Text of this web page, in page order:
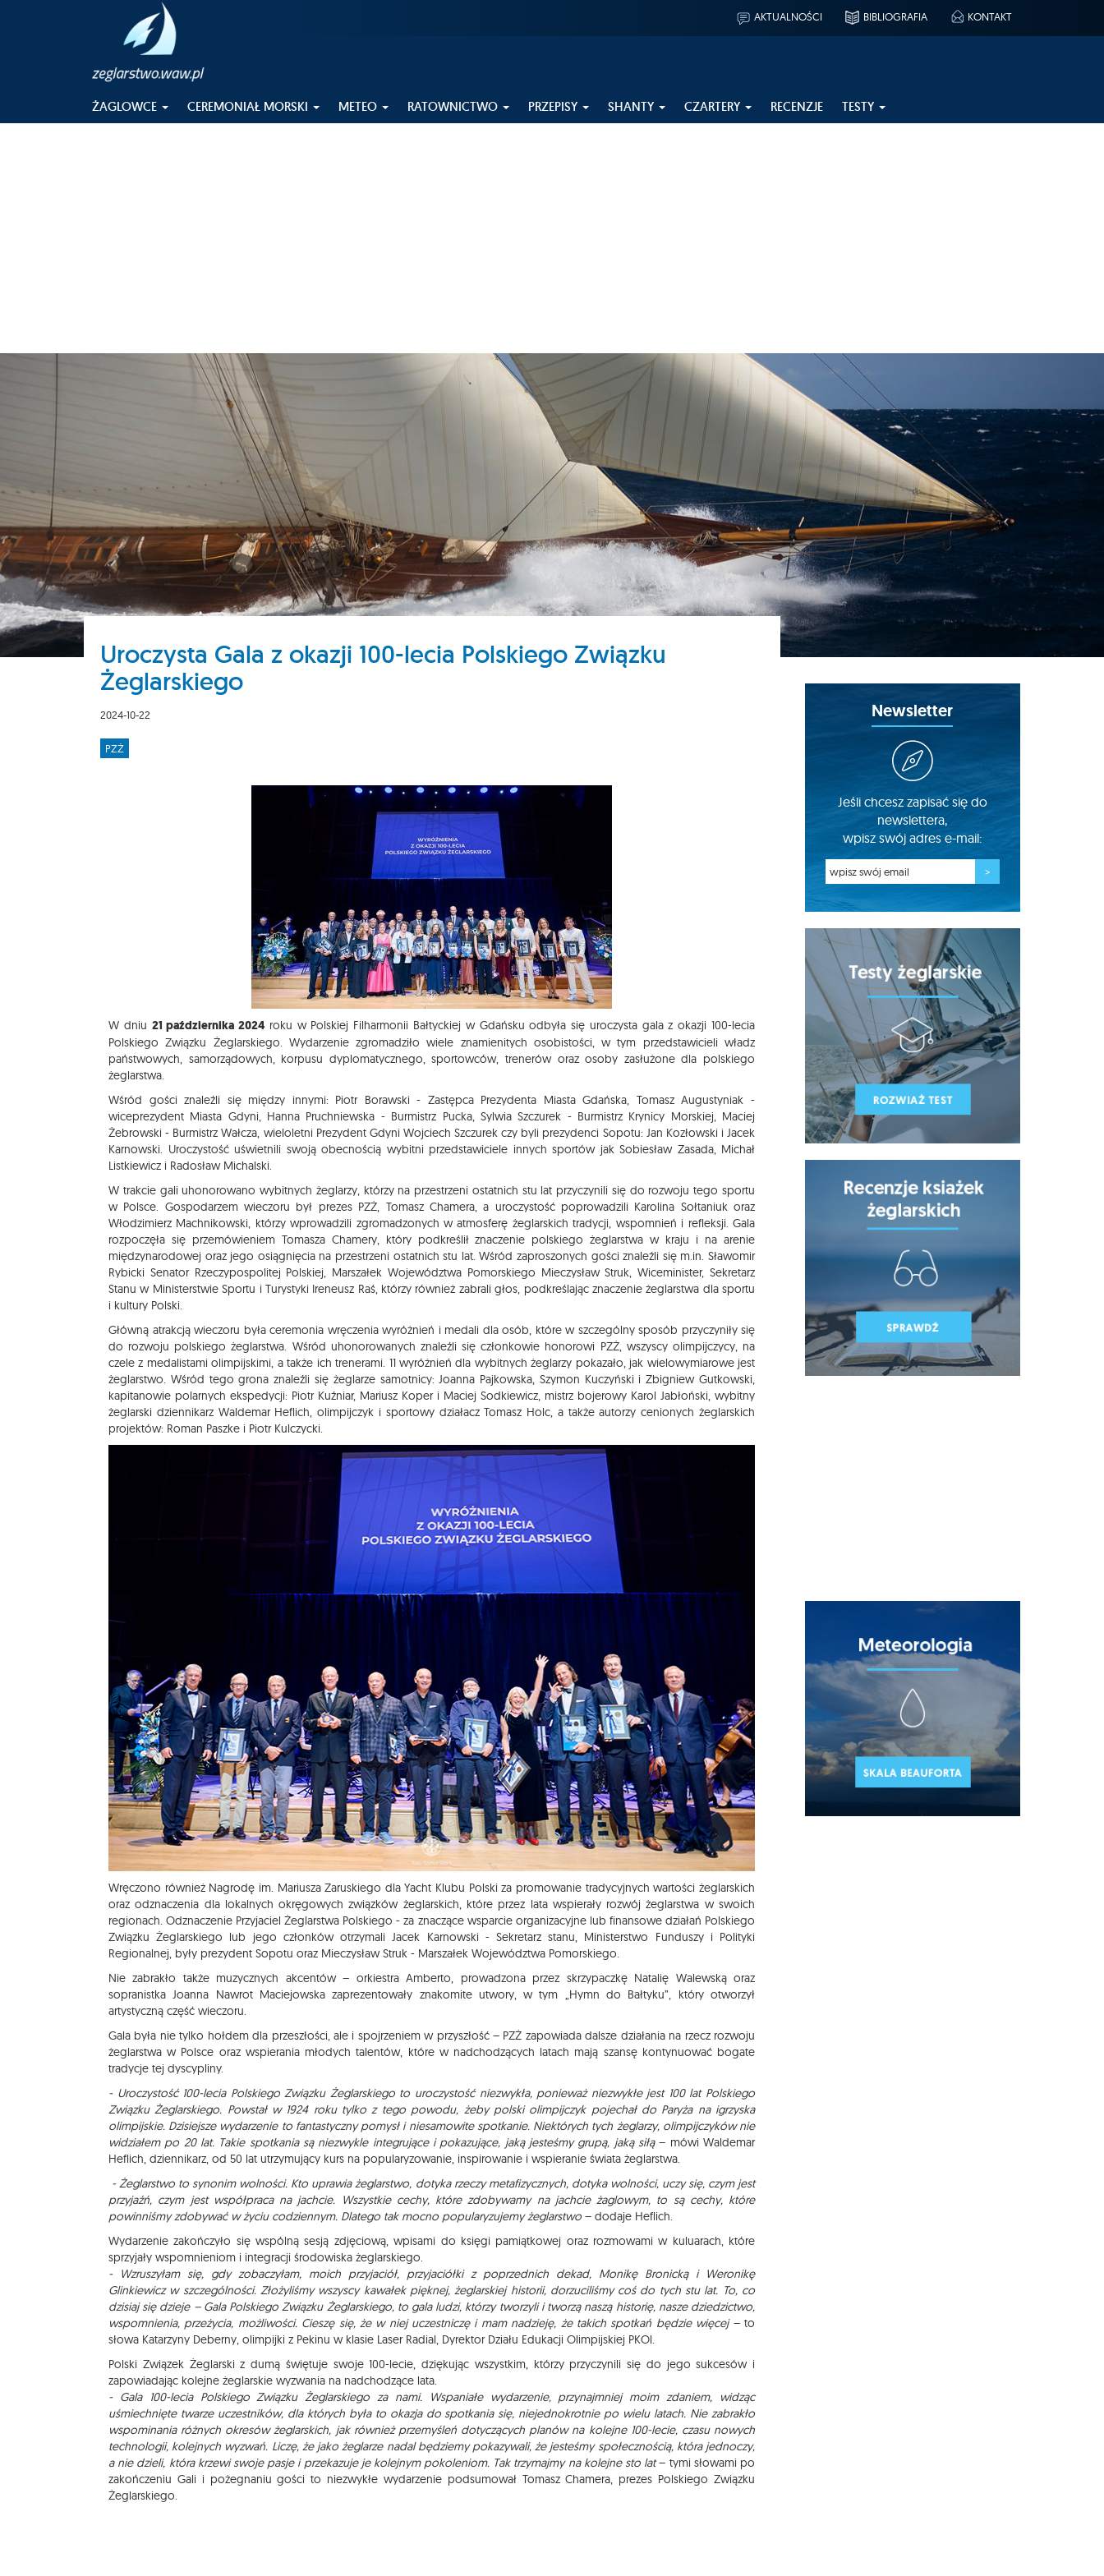
AKTUALNOŚCI BIBLIOGRAFIA KONTAKT
ŻAGLOWCE CEREMONIAŁ MORSKI METEO RATOWNICTWO PRZEPISY SHANTY CZARTERY RECENZJE TESTY
Uroczysta Gala z okazji 100-lecia Polskiego Związku
Żeglarskiego
2024-10-22
PZŻ
W dniu 21 października 2024 roku w Polskiej Filharmonii Bałtyckiej w Gdańsku odbyła się uroczysta gala z okazji 100-lecia
Polskiego Związku Żeglarskiego. Wydarzenie zgromadziło wiele znamienitych osobistości, w tym przedstawicieli władz
państwowych, samorządowych, korpusu dyplomatycznego, sportowców, trenerów oraz osoby zasłużone dla polskiego
żeglarstwa.
Wśród gości znaleźli się między innymi: Piotr Borawski - Zastępca Prezydenta Miasta Gdańska, Tomasz Augustyniak -
wiceprezydent Miasta Gdyni, Hanna Pruchniewska - Burmistrz Pucka, Sylwia Szczurek - Burmistrz Krynicy Morskiej, Maciej
Żebrowski - Burmistrz Wałcza, wieloletni Prezydent Gdyni Wojciech Szczurek czy byli prezydenci Sopotu: Jan Kozłowski i Jacek
Karnowski. Uroczystość uświetnili swoją obecnością wybitni przedstawiciele innych sportów jak Sobiesław Zasada, Michał
Listkiewicz i Radosław Michalski.
W trakcie gali uhonorowano wybitnych żeglarzy, którzy na przestrzeni ostatnich stu lat przyczynili się do rozwoju tego sportu
w Polsce. Gospodarzem wieczoru był prezes PZŻ, Tomasz Chamera, a uroczystość poprowadzili Karolina Sołtaniuk oraz
Włodzimierz Machnikowski, którzy wprowadzili zgromadzonych w atmosferę żeglarskich tradycji, wspomnień i refleksji. Gala
rozpoczęła się przemówieniem Tomasza Chamery, który podkreślił znaczenie polskiego żeglarstwa w kraju i na arenie
międzynarodowej oraz jego osiągnięcia na przestrzeni ostatnich stu lat. Wśród zaproszonych gości znaleźli się m.in. Sławomir
Rybicki Senator Rzeczypospolitej Polskiej, Marszałek Województwa Pomorskiego Mieczysław Struk, Wiceminister, Sekretarz
Stanu w Ministerstwie Sportu i Turystyki Ireneusz Raś, którzy również zabrali głos, podkreślając znaczenie żeglarstwa dla sportu
i kultury Polski.
Główną atrakcją wieczoru była ceremonia wręczenia wyróżnień i medali dla osób, które w szczególny sposób przyczyniły się
do rozwoju polskiego żeglarstwa. Wśród uhonorowanych znaleźli się członkowie honorowi PZŻ, wszyscy olimpijczycy, na
czele z medalistami olimpijskimi, a także ich trenerami. 11 wyróżnień dla wybitnych żeglarzy pokazało, jak wielowymiarowe jest
żeglarstwo. Wśród tego grona znaleźli się żeglarze samotnicy: Joanna Pajkowska, Szymon Kuczyński i Zbigniew Gutkowski,
kapitanowie polarnych ekspedycji: Piotr Kuźniar, Mariusz Koper i Maciej Sodkiewicz, mistrz bojerowy Karol Jabłoński, wybitny
żeglarski dziennikarz Waldemar Heflich, olimpijczyk i sportowy działacz Tomasz Holc, a także autorzy cenionych żeglarskich
projektów: Roman Paszke i Piotr Kulczycki.
Wręczono również Nagrodę im. Mariusza Zaruskiego dla Yacht Klubu Polski za promowanie tradycyjnych wartości żeglarskich
oraz odznaczenia dla lokalnych okręgowych związków żeglarskich, które przez lata wspierały rozwój żeglarstwa w swoich
regionach. Odznaczenie Przyjaciel Żeglarstwa Polskiego - za znaczące wsparcie organizacyjne lub finansowe działań Polskiego
Związku Żeglarskiego lub jego członków otrzymali Jacek Karnowski - Sekretarz stanu, Ministerstwo Funduszy i Polityki
Regionalnej, były prezydent Sopotu oraz Mieczysław Struk - Marszałek Województwa Pomorskiego.
Nie zabrakło także muzycznych akcentów – orkiestra Amberto, prowadzona przez skrzypaczkę Natalię Walewską oraz
sopranistka Joanna Nawrot Maciejowska zaprezentowały znakomite utwory, w tym „Hymn do Bałtyku”, który otworzył
artystyczną część wieczoru.
Gala była nie tylko hołdem dla przeszłości, ale i spojrzeniem w przyszłość – PZŻ zapowiada dalsze działania na rzecz rozwoju
żeglarstwa w Polsce oraz wspierania młodych talentów, które w nadchodzących latach mają szansę kontynuować bogate
tradycje tej dyscypliny.
- Uroczystość 100-lecia Polskiego Związku Żeglarskiego to uroczystość niezwykła, ponieważ niezwykłe jest 100 lat Polskiego
Związku Żeglarskiego. Powstał w 1924 roku tylko z tego powodu, żeby polski olimpijczyk pojechał do Paryża na igrzyska
olimpijskie. Dzisiejsze wydarzenie to fantastyczny pomysł i niesamowite spotkanie. Niektórych tych żeglarzy, olimpijczyków nie
widziałem po 20 lat. Takie spotkania są niezwykle integrujące i pokazujące, jaką jesteśmy grupą, jaką siłą– mówi Waldemar
Heflich, dziennikarz, od 50 lat utrzymujący kurs na popularyzowanie, inspirowanie i wspieranie świata żeglarstwa.
- Żeglarstwo to synonim wolności. Kto uprawia żeglarstwo, dotyka rzeczy metafizycznych, dotyka wolności, uczy się, czym jest
przyjaźń, czym jest współpraca na jachcie. Wszystkie cechy, które zdobywamy na jachcie żaglowym, to są cechy, które
powinniśmy zdobywać w życiu codziennym. Dlatego tak mocno popularyzujemy żeglarstwo – dodaje Heflich.
Wydarzenie zakończyło się wspólną sesją zdjęciową, wpisami do księgi pamiątkowej oraz rozmowami w kuluarach, które
sprzyjały wspomnieniom i integracji środowiska żeglarskiego.
- Wzruszyłam się, gdy zobaczyłam, moich przyjaciół, przyjaciółki z poprzednich dekad, Monikę Bronicką i Weronikę
Glinkiewicz w szczególności. Złożyliśmy wszyscy kawałek pięknej, żeglarskiej historii, dorzuciliśmy coś do tych stu lat. To, co
dzisiaj się dzieje – Gala Polskiego Związku Żeglarskiego, to gala ludzi, którzy tworzyli i tworzą naszą historię, nasze dziedzictwo,
wspomnienia, przeżycia, możliwości. Cieszę się, że w niej uczestniczę i mam nadzieję, że takich spotkań będzie więcej – to
słowa Katarzyny Deberny, olimpijki z Pekinu w klasie Laser Radial, Dyrektor Działu Edukacji Olimpijskiej PKOl.
Polski Związek Żeglarski z dumą świętuje swoje 100-lecie, dziękując wszystkim, którzy przyczynili się do jego sukcesów i
zapowiadając kolejne żeglarskie wyzwania na nadchodzące lata.
- Gala 100-lecia Polskiego Związku Żeglarskiego za nami. Wspaniałe wydarzenie, przynajmniej moim zdaniem, widząc
uśmiechnięte twarze uczestników, dla których była to okazja do spotkania się, niejednokrotnie po wielu latach. Nie zabrakło
wspominania różnych okresów żeglarskich, jak również przemyśleń dotyczących planów na kolejne 100-lecie, czasu nowych
technologii, kolejnych wyzwań. Liczę, że jako żeglarze nadal będziemy pokazywali, że jesteśmy społecznością, która jednoczy,
a nie dzieli, która krzewi swoje pasje i przekazuje je kolejnym pokoleniom. Tak trzymajmy na kolejne sto lat– tymi słowami po
zakończeniu Gali i pożegnaniu gości to niezwykłe wydarzenie podsumował Tomasz Chamera, prezes Polskiego Związku
Żeglarskiego.
Newsletter
Jeśli chcesz zapisać się do
newslettera,
wpisz swój adres e-mail: